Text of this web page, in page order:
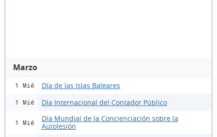
Marzo
1 Mié Día de las Islas Baleares
1 Mié Día Internacional del Contador Público
1 Mié
Día Mundial de la Concienciación sobre la
Autolesión